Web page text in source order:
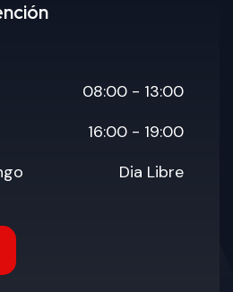
08:00 - 13:00
16:00 - 19:00
Dia Libre